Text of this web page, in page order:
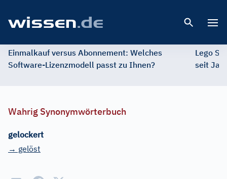
Einmalkauf versus Abonnement: Welches
Software-Lizenzmodell passt zu Ihnen?
Lego
seit
Wahrig Synonymwörterbuch
gelockert
→ gelöst